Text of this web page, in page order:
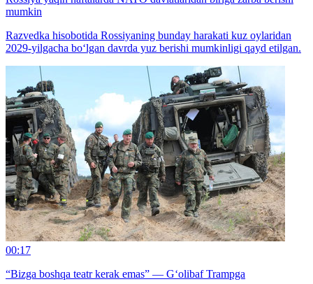
mumkin
Razvedka hisobotida Rossiyaning bunday harakati kuz oylaridan
2029-yilgacha bo‘lgan davrda yuz berishi mumkinligi qayd etilgan.
00:17
“Bizga boshqa teatr kerak emas” — G‘olibaf Trampga